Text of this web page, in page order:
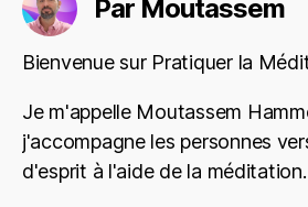
Par Moutassem
Bienvenue sur Pratiquer la
Je m'appelle Moutassem
j'accompagne les personnes
d'esprit à l'aide de la méditation.